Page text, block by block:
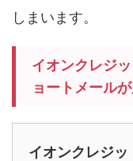
しまいます。
イオンクレジ
ョートメールが
イオンクレジッ